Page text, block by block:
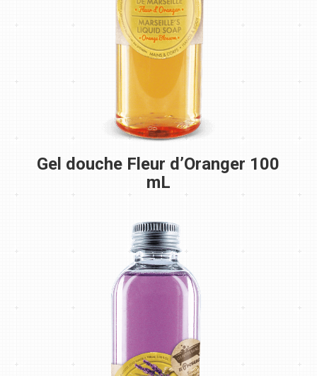
Gel douche Fleur d’Oranger 100
mL